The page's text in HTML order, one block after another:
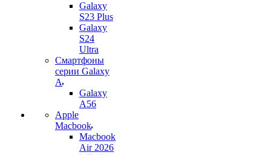
Galaxy
S23 Plus
Galaxy
S24
Ultra
Смартфоны
серии Galaxy
A
Galaxy
A56
Apple
Macbook
Macbook
Air 2026